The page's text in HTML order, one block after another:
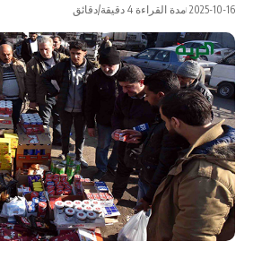
2025-10-16 مدة القراءة 4 دقيقة/دقائق